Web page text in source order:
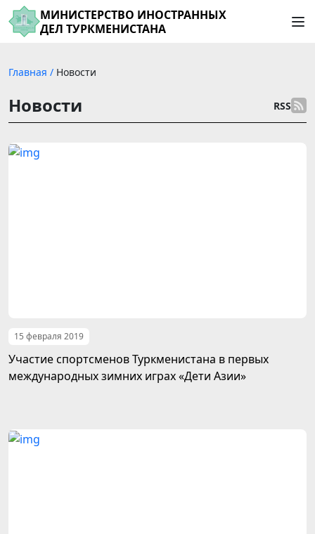
МИНИСТЕРСТВО ИНОСТРАННЫХ
ДЕЛ ТУРКМЕНИСТАНА
Главная / Новости
Новости RSS
15 февраля 2019
Участие спортсменов Туркменистана в первых
международных зимних играх «Дети Азии»